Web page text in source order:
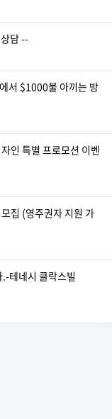
담 --
서 $1000불 아끼는 방
인 특별 프로모션 이벤
집 (영주권자 지원 가
테네시 클락스빌